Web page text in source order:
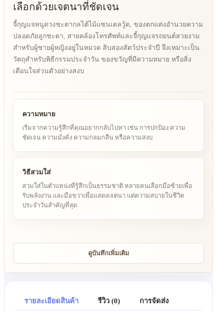
เลือกด้วยเจตนาที่ชัดเจน
จี้กุญแจหนูดวงชะตากลไต้ไม้แซนเดลวู้ด, ของตกแต่งอำนวยความ
ปลอดภัยลูกชะตา, สายคล้องโทรศัพท์และจี้กุญแจรถยนต์สวยงาม
สำหรับผู้ชายผู้หญิงอยู่ในหมวด สิบสองสัตว์ประจำปี จึงเหมาะเป็น
วัตถุสำหรับพิธีกรรมประจำวัน ของขวัญที่มีความหมาย หรือสิ่ง
เตือนใจส่วนตัวอย่างสงบ
ความหมาย
เริ่มจากความรู้สึกที่คุณอยากกลับไปหา เช่น การปกป้อง ความ
ชัดเจน ความมั่งคั่ง ความกลมกลืน หรือความสงบ
วิธีสวมใส่
สวมใส่ในตำแหน่งที่รู้สึกเป็นธรรมชาติ หลายคนเลือกมือซ้ายเพื่อ
รับพลังงาน และมือขวาเพื่อแสดงเจตนา แต่ความสบายในชีวิต
ประจำวันสำคัญที่สุด
ดูบันทึกเพิ่มเติม
รายละเอียดสินค้า รีวิว (0) การจัดส่ง